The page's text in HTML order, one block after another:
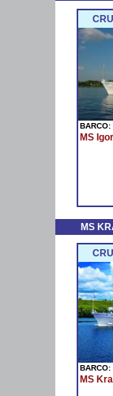
BARCO:
MS
MS
BARCO:
MS